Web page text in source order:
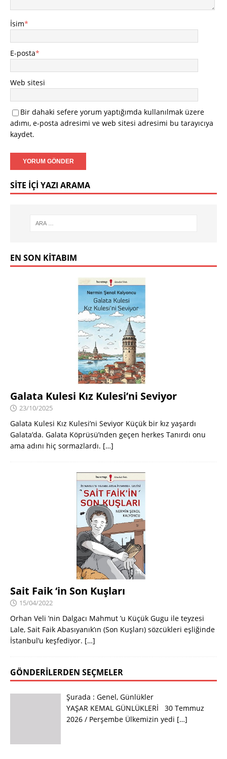
İsim*
E-posta*
Web sitesi
Bir dahaki sefere yorum yaptığımda kullanılmak üzere
adımı, e-posta adresimi ve web sitesi adresimi bu tarayıcıya
kaydet.
SITE İÇI YAZI ARAMA
EN SON KITABIM
Galata Kulesi Kız Kulesi’ni Seviyor
23/10/2025
Galata Kulesi Kız Kulesi’ni Seviyor Küçük bir kız yaşardı
Galata’da. Galata Köprüsü’nden geçen herkes Tanırdı onu
ama adını hiç sormazlardı. […]
Sait Faik ‘in Son Kuşları
15/04/2022
Orhan Veli ’nin Dalgacı Mahmut ’u Küçük Gugu ile teyzesi
Lale, Sait Faik Abasıyanık’ın (Son Kuşları) sözcükleri eşliğinde
İstanbul’u keşfediyor. […]
GÖNDERILERDEN SEÇMELER
Şurada : Genel, Günlükler
YAŞAR KEMAL GÜNLÜKLERİ 30 Temmuz
2026 / Perşembe Ülkemizin yedi […]